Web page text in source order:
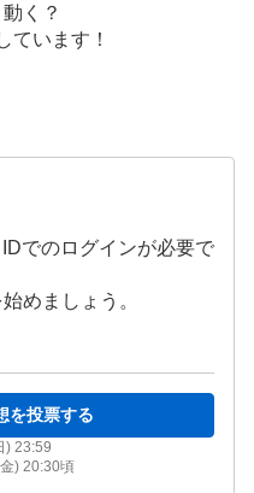
く？
ています！
でのログインが必要で
めましょう。
を投票する
) 23:59
) 20:30頃